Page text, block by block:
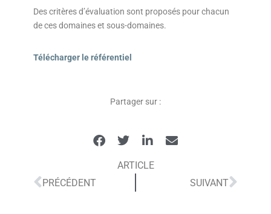
Des critères d’évaluation sont proposés pour chacun
de ces domaines et sous-domaines.
Télécharger le référentiel
Partager sur :
ARTICLE
PRÉCÉDENT
SUIVANT